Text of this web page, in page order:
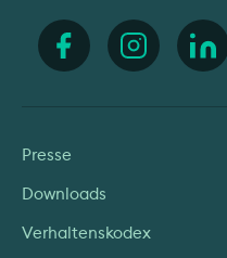
Presse
Downloads
Verhaltenskodex